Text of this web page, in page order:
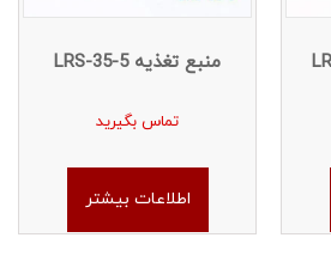
منبع تغذیه LRS-35-5
تماس بگیرید
اطلاعات بیشتر